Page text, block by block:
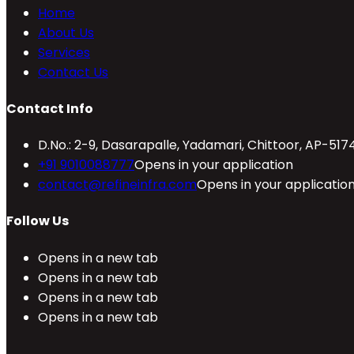
Home
About Us
Services
Contact Us
Contact Info
D.No.: 2-9, Dasarapalle, Yadamari, Chittoor, AP-
+91 9010088777Opens in your application
contact@refineinfra.comOpens in your
Follow Us
Opens in a new tab
Opens in a new tab
Opens in a new tab
Opens in a new tab